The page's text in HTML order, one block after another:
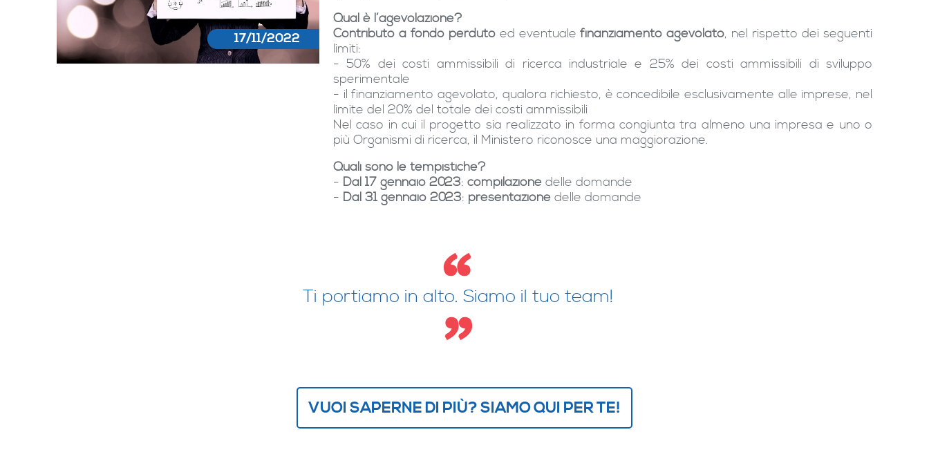
17/11/2022
Qual è l’agevolazione?
Contributo a fondo perdutoed eventualefinanziamento agevolato, nel rispetto dei seguenti
limiti:
- 50% dei costi ammissibili di ricerca industriale e 25% dei costi ammissibili di sviluppo
sperimentale
- il finanziamento agevolato, qualora richiesto, è concedibile esclusivamente alle imprese, nel
limite del 20% del totale dei costi ammissibili
Nel caso in cui il progetto sia realizzato in forma congiunta tra almeno una impresa e uno o
più Organismi di ricerca, il Ministero riconosce una maggiorazione.
Quali sono le tempistiche?
- Dal 17 gennaio 2023: compilazione delle domande
- Dal 31 gennaio 2023: presentazione delle domande
Ti portiamo in alto. Siamo il tuo team!
VUOI SAPERNE DI PIÙ? SIAMO QUI PER TE!